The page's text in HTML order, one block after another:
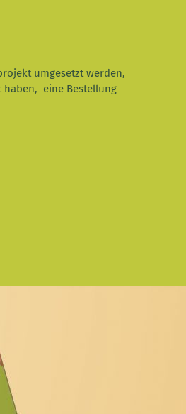
umgesetzt werden,
haben, eine Bestellung